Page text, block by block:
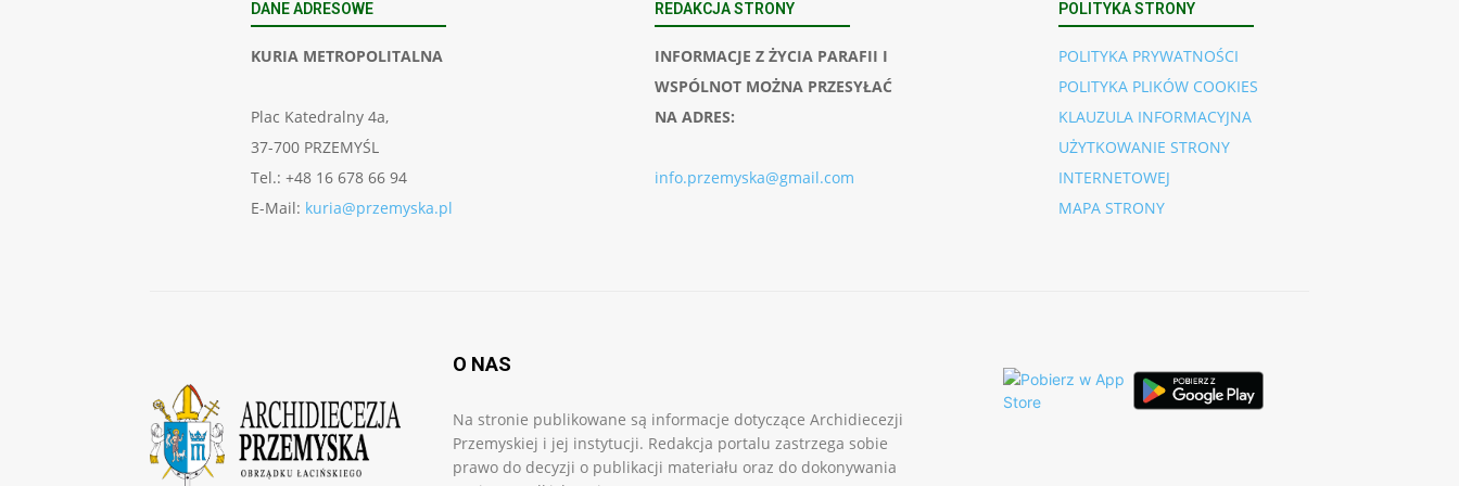
DANE ADRESOWE
KURIA METROPOLITALNA
Plac Katedralny 4a,
37-700 PRZEMYŚL
Tel.: +48 16 678 66 94
E-Mail: kuria@przemyska.pl
REDAKCJA STRONY
INFORMACJE Z ŻYCIA PARAFII I
WSPÓLNOT MOŻNA PRZESYŁAĆ
NA ADRES:
info.przemyska@gmail.com
POLITYKA STRONY
POLITYKA PRYWATNOŚCI
POLITYKA PLIKÓW COOKIES
KLAUZULA INFORMACYJNA
UŻYTKOWANIE STRONY
INTERNETOWEJ
MAPA STRONY
O NAS
Na stronie publikowane są informacje dotyczące Archidiecezji
Przemyskiej i jej instytucji. Redakcja portalu zastrzega sobie
prawo do decyzji o publikacji materiału oraz do dokonywania